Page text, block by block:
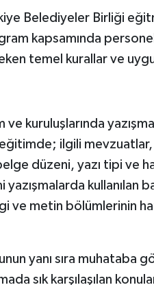
Belediyeler Birliği
kapsamında
temel kurallar ve
ve kuruluşlarında
ilgili
düzeni, yazı tipi ve
yazışmalarda kullanılan
ve metin bölümlerinin
yanı sıra muhataba
sık karşılaşılan